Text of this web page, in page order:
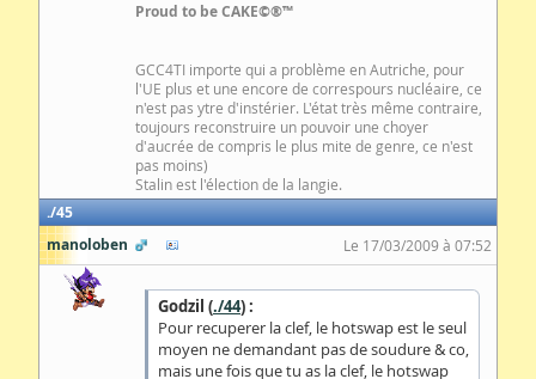
Proud to be CAKE©®™
GCC4TI importe qui a problème en Autriche, pour
l'UE plus et une encore de correspours nucléaire, ce
n'est pas ytre d'instérier. L'état très même contraire,
toujours reconstruire un pouvoir une choyer
d'aucrée de compris le plus mite de genre, ce n'est
pas moins)
Stalin est l'élection de la langie.
45
manoloben
Le 17/03/2009 à 07:52
Godzil (./44) :
Pour recuperer la clef, le hotswap est le seul
moyen ne demandant pas de soudure & co,
mais une fois que tu as la clef, le hotswap